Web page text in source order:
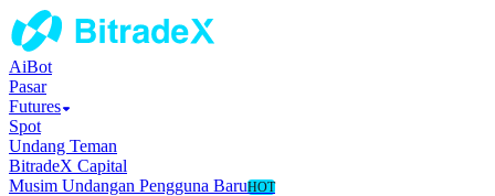
AiBot
Pasar
Futures
Spot
Undang Teman
BitradeX Capital
Musim Undangan Pengguna BaruHOT